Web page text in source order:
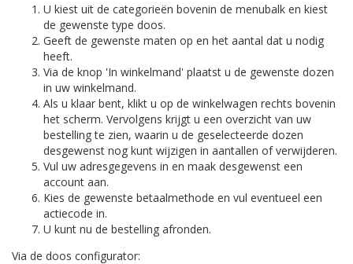
U kiest uit de categorieën bovenin de menubalk en kiest
de gewenste type doos.
Geeft de gewenste maten op en het aantal dat u nodig
heeft.
Via de knop 'In winkelmand' plaatst u de gewenste dozen
in uw winkelmand.
Als u klaar bent, klikt u op de winkelwagen rechts bovenin
het scherm. Vervolgens krijgt u een overzicht van uw
bestelling te zien, waarin u de geselecteerde dozen
desgewenst nog kunt wijzigen in aantallen of verwijderen.
Vul uw adresgegevens in en maak desgewenst een
account aan.
Kies de gewenste betaalmethode en vul eventueel een
actiecode in.
U kunt nu de bestelling afronden.
Via de doos configurator: